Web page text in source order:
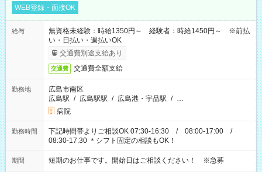
WEB登録・面接OK
給与
無資格未経験：時給1350円～ 経験者：時給1450円～ ※前払
い・日払い・週払いOK
交通費別途支給あり
交通費 交通費全額支給
勤務地
広島市南区
広島駅 / 広島駅駅 / 広島港・宇品駅 / …
病院
勤務時間
下記時間帯よりご相談OK 07:30-16:30 / 08:00-17:00 /
08:30-17:30 ＊シフト固定の相談もOK！
期間 短期のお仕事です。開始日はご相談ください！ ※急募